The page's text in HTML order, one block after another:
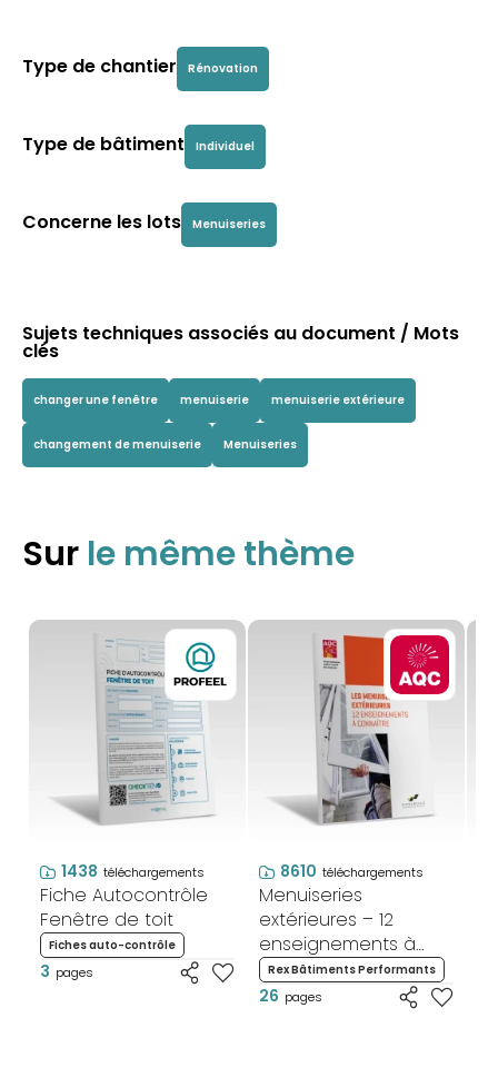
Type de chantier Rénovation
Type de bâtiment Individuel
Concerne les lots Menuiseries
Sujets techniques associés au document / Mots
clés
changer une fenêtre menuiserie menuiserie extérieure
changement de menuiserie Menuiseries
Sur le même thème
1438 téléchargements
Fiche Autocontrôle
Fenêtre de toit
Fiches auto-contrôle
3 pages
8610 téléchargements
Menuiseries
extérieures – 12
enseignements à
connaître
Rex Bâtiments Performants
26 pages